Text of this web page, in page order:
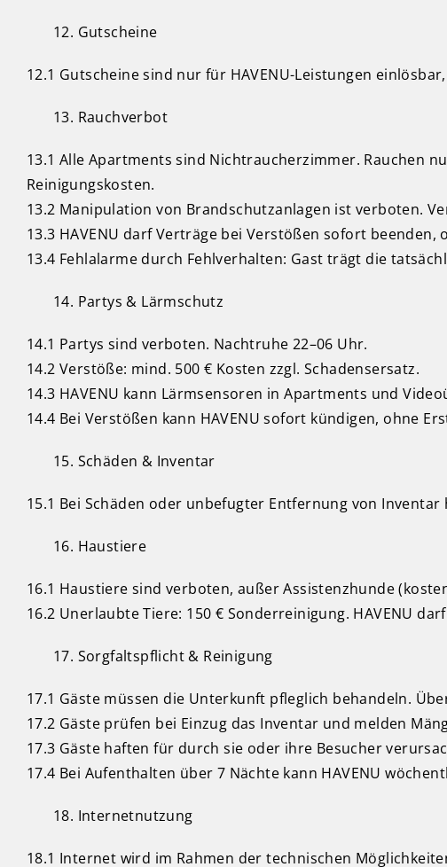
Gutscheine
12.1 Gutscheine sind nur für HAVENU-Leistungen
Rauchverbot
13.1 Alle Apartments sind Nichtraucherzimmer. Rauchen
Reinigungskosten.
13.2 Manipulation von Brandschutzanlagen ist verboten.
13.3 HAVENU darf Verträge bei Verstößen sofort beenden,
13.4 Fehlalarme durch Fehlverhalten: Gast trägt die
Partys & Lärmschutz
14.1 Partys sind verboten. Nachtruhe 22–06 Uhr.
14.2 Verstöße: mind. 500 € Kosten zzgl. Schadensersatz.
14.3 HAVENU kann Lärmsensoren in Apartments und
14.4 Bei Verstößen kann HAVENU sofort kündigen, ohne
Schäden & Inventar
15.1 Bei Schäden oder unbefugter Entfernung von
Haustiere
16.1 Haustiere sind verboten, außer Assistenzhunde
16.2 Unerlaubte Tiere: 150 € Sonderreinigung. HAVENU
Sorgfaltspflicht & Reinigung
17.1 Gäste müssen die Unterkunft pfleglich behandeln.
17.2 Gäste prüfen bei Einzug das Inventar und melden
17.3 Gäste haften für durch sie oder ihre Besucher
17.4 Bei Aufenthalten über 7 Nächte kann HAVENU
Internetnutzung
18.1 Internet wird im Rahmen der technischen